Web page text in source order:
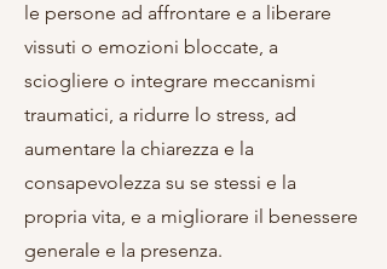
le persone ad affrontare e a liberare
vissuti o emozioni bloccate, a
sciogliere o integrare meccanismi
traumatici, a ridurre lo stress, ad
aumentare la chiarezza e la
consapevolezza su se stessi e la
propria vita, e a migliorare il benessere
generale e la presenza.